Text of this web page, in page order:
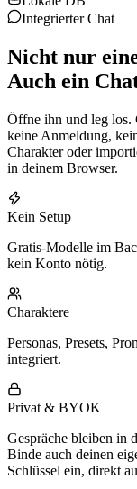
Integrierter Chat
Nicht nur
Auch ein
Öffne ihn und leg los.
keine Anmeldung,
Charakter oder
in deinem Browser.
Kein Setup
Gratis-Modelle im
kein Konto nötig.
Charaktere
Personas, Presets,
integriert.
Privat & BYOK
Gespräche bleiben in
Binde auch deinen
Schlüssel ein, direkt